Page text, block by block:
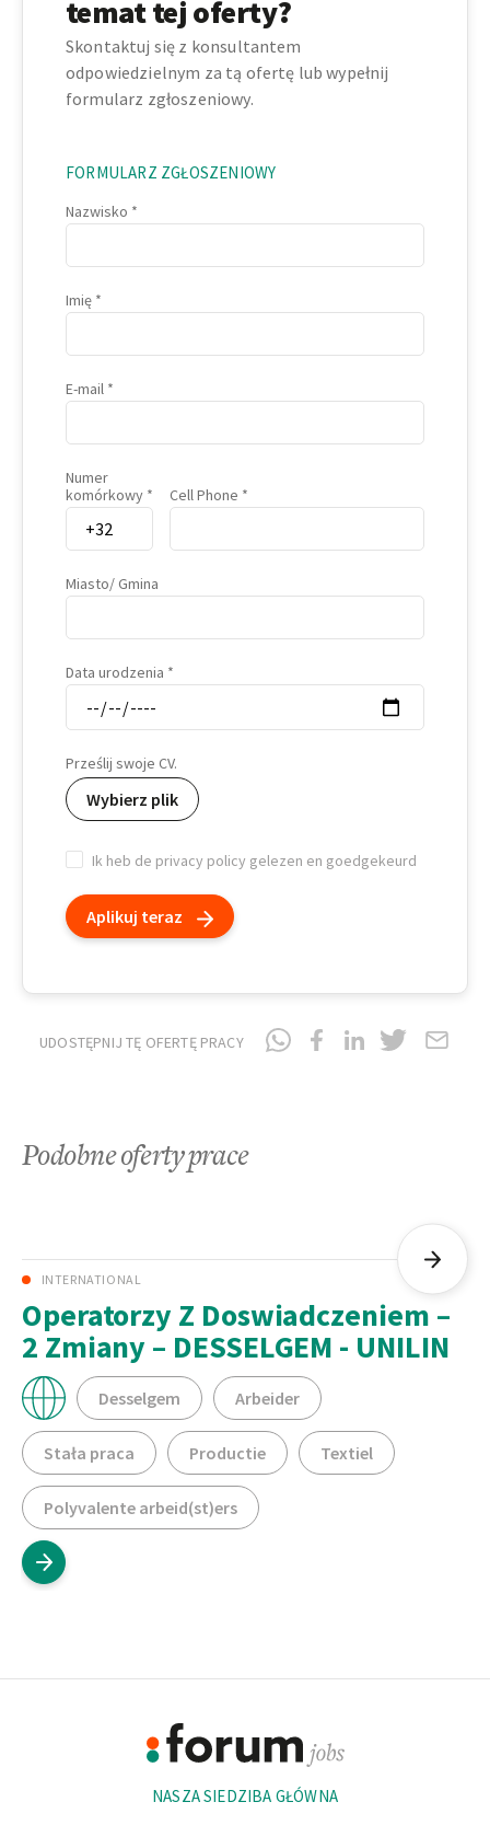
temat tej oferty?
Skontaktuj się z konsultantem
odpowiedzielnym za tą ofertę lub wypełnij
formularz zgłoszeniowy.
FORMULARZ ZGŁOSZENIOWY
Nazwisko
Imię
E-mail
Numer
komórkowy
Cell Phone
Miasto/ Gmina
Data urodzenia
Prześlij swoje CV.
Wybierz plik
Ik heb de privacy policy gelezen en goedgekeurd
Aplikuj teraz
UDOSTĘPNIJ TĘ OFERTĘ PRACY
Podobne oferty prace
INTERNATIONAL
Operatorzy Z Doswiadczeniem –
2 Zmiany – DESSELGEM - UNILIN
Desselgem Arbeider
Stała praca Productie Textiel
Polyvalente arbeid(st)ers
NASZA SIEDZIBA GŁÓWNA